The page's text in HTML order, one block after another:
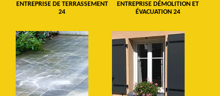
ENTREPRISE DE TERRASSEMENT
24
ENTREPRISE DÉMOLITION ET
ÉVACUATION 24